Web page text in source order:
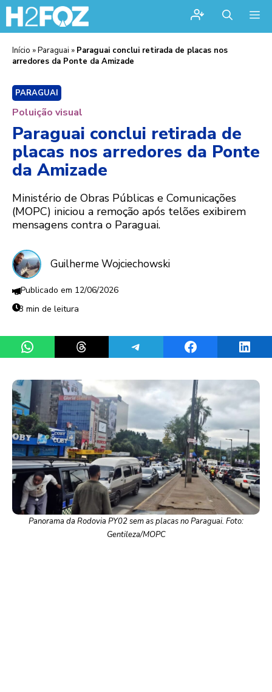
Início »Paraguai » Paraguai conclui retirada de placas nos
arredores da Ponte da Amizade
PARAGUAI
Poluição visual
Paraguai conclui retirada de
placas nos arredores da Ponte
da Amizade
Ministério de Obras Públicas e Comunicações
(MOPC) iniciou a remoção após telões exibirem
mensagens contra o Paraguai.
Guilherme Wojciechowski
12/06/2026
3 min de leitura
Share on WhatsAppShare on ThreadsShare on TelegramShare on Facebook
Panorama da Rodovia PY02 sem as placas no Paraguai. Foto:
Gentileza/MOPC